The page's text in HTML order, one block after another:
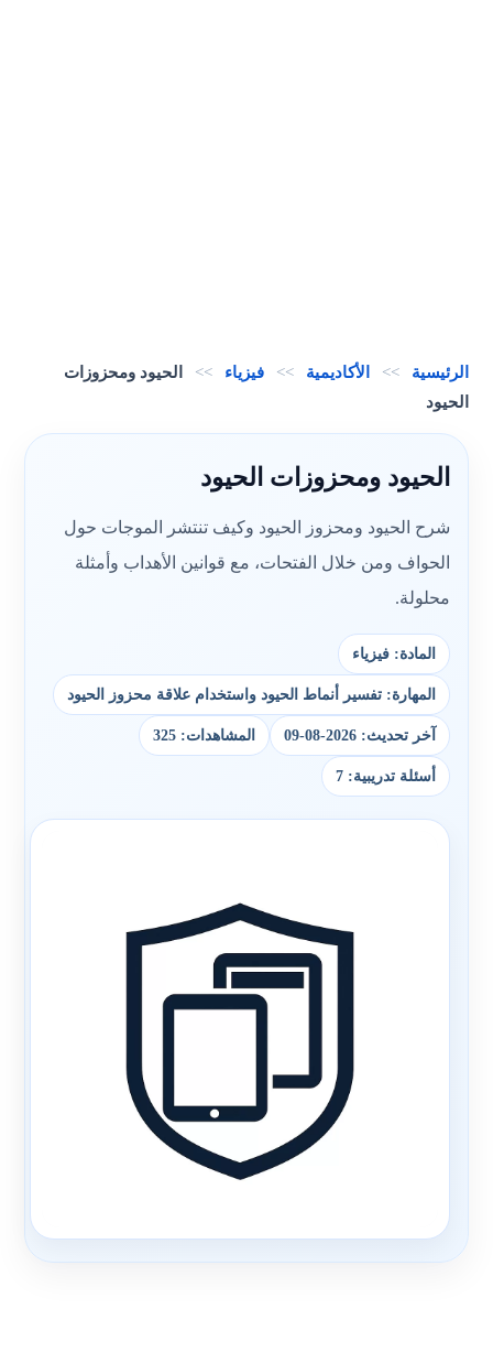
الرئيسية >> الأكاديمية >> فيزياء >>
الحيود ومحزوزات
الحيود
الحيود ومحزوزات الحيود
شرح الحيود ومحزوز الحيود وكيف تنتشر الموجات حول
الحواف ومن خلال الفتحات، مع قوانين الأهداب وأمثلة
محلولة.
المادة: فيزياء
المهارة: تفسير أنماط الحيود واستخدام علاقة محزوز الحيود
آخر تحديث: 2026-08-09 المشاهدات: 325
أسئلة تدريبية: 7